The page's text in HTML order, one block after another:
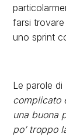
farsi
uno sprint
Le parole
complicato
una buona
po’ troppo